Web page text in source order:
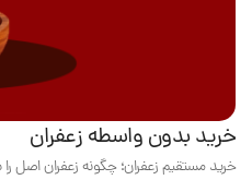
خرید بدون واسطه زعفران
خرید مستقیم زعفران؛ چگونه زعفران اصل